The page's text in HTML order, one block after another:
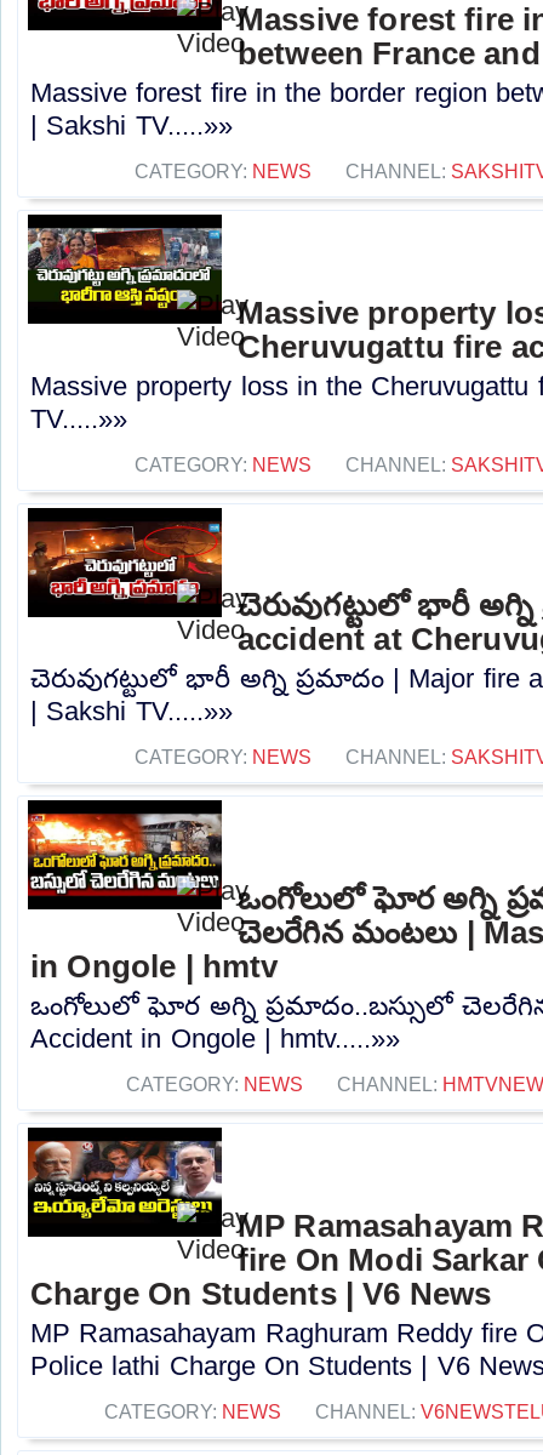
Massive forest fire
between France
Massive forest fire in the border region
| Sakshi TV.....»»
CATEGORY: NEWS CHANNEL:
Massive property
Cheruvugattu fire
Massive property loss in the
TV.....»»
CATEGORY: NEWS CHANNEL:
చెరువుగట్టులో భారీ
accident at
చెరువుగట్టులో భారీ అగ్ని ప్రమాదం | Major fire
| Sakshi TV.....»»
CATEGORY: NEWS CHANNEL:
ఒంగోలులో ఘోర అగ్ని
చెలరేగిన మంటలు |
in Ongole | hmtv
ఒంగోలులో ఘోర అగ్ని ప్రమాదం..బస్సులో
Accident in Ongole | hmtv.....»»
CATEGORY: NEWS CHANNEL:
MP Ramasahayam
fire On Modi Sarkar
Charge On Students | V6 News
MP Ramasahayam Raghuram Reddy fire
Police lathi Charge On Students | V6
CATEGORY: NEWS CHANNEL: